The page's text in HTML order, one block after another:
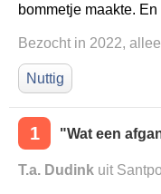
bommetje maakte.
Bezocht in 2022,
Nuttig
1 "Wat een
T.a. Dudink uit